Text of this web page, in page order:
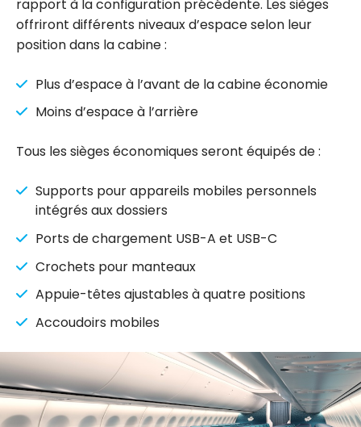
rapport à la configuration précédente. Les sièges
offriront différents niveaux d’espace selon leur
position dans la cabine :
Plus d’espace à l’avant de la cabine économie
Moins d’espace à l’arrière
Tous les sièges économiques seront équipés de :
Supports pour appareils mobiles personnels
intégrés aux dossiers
Ports de chargement USB-A et USB-C
Crochets pour manteaux
Appuie-têtes ajustables à quatre positions
Accoudoirs mobiles